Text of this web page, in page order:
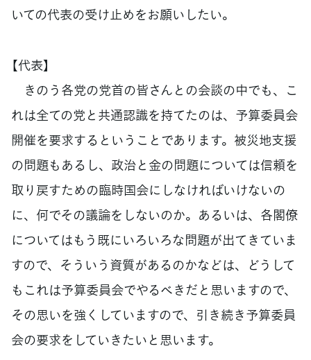
いての代表の受け止めをお願いしたい。
【代表】
きのう各党の党首の皆さんとの会談の中でも、こ
れは全ての党と共通認識を持てたのは、予算委員会
開催を要求するということであります。被災地支援
の問題もあるし、政治と金の問題については信頼を
取り戻すための臨時国会にしなければいけないの
に、何でその議論をしないのか。あるいは、各閣僚
についてはもう既にいろいろな問題が出てきていま
すので、そういう資質があるのかなどは、どうして
もこれは予算委員会でやるべきだと思いますので、
その思いを強くしていますので、引き続き予算委員
会の要求をしていきたいと思います。